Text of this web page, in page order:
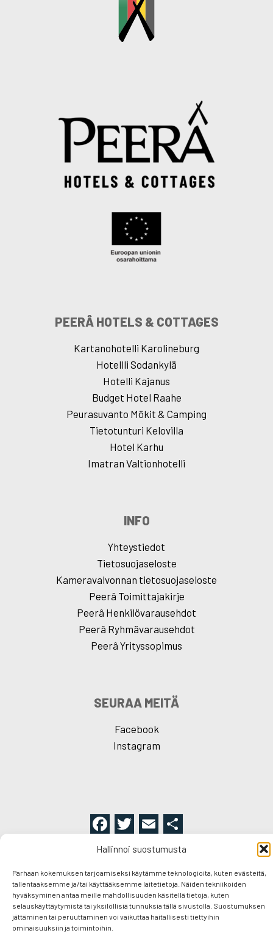
Hallinnoi suostumusta
Parhaan kokemuksen tarjoamiseksi käytämme teknologioita, kuten evästeitä,
tallentaaksemme ja/tai käyttääksemme laitetietoja. Näiden tekniikoiden
hyväksyminen antaa meille mahdollisuuden käsitellä tietoja, kuten
selauskäyttäytymistä tai yksilöllisiä tunnuksia tällä sivustolla. Suostumuksen
jättäminen tai peruuttaminen voi vaikuttaa haitallisesti tiettyihin
ominaisuuksiin ja toimintoihin.
PEERÂ HOTELS & COTTAGES
Kartanohotelli Karolineburg
Hotellli Sodankylä
Hotelli Kajanus
Budget Hotel Raahe
Peurasuvanto Mökit & Camping
Tietotunturi Kelovilla
Hotel Karhu
Imatran Valtionhotelli
INFO
Yhteystiedot
Tietosuojaseloste
Kameravalvonnan tietosuojaseloste
Peerâ Toimittajakirje
Peerâ Henkilövarausehdot
Peerâ Ryhmävarausehdot
Peerâ Yrityssopimus
SEURAA MEITÄ
Facebook
Instagram
F
a
e
b
o
T
wi
er
E
m
e
Kohteet
Lahjakortti
Sponsorointi
Yrittäjäperheen tarina
Blogi Yhteystiedot